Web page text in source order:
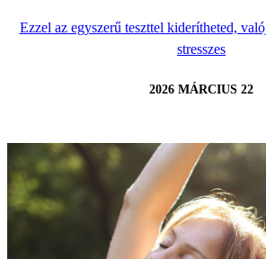
Ezzel az egyszerű teszttel kiderítheted,
stresszes
2026 MÁRCIUS 22